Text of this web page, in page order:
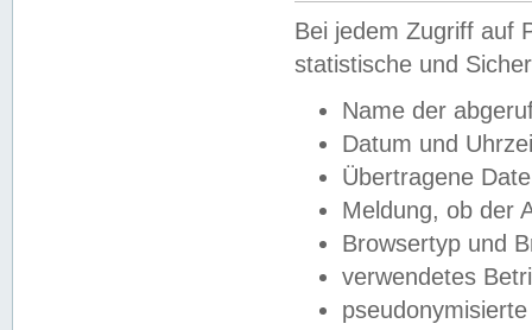
Bei jedem Zugriff auf
statistische und
Name der
Datum und
Übertragene
Meldung, ob der
Browsertyp und
verwendetes